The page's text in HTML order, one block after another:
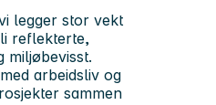
legger stor vekt
reflekterte,
miljøbevisst.
arbeidsliv og
sammen